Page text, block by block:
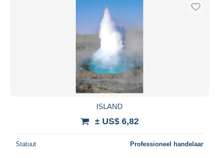
ISLAND
± US$ 6,82
Statuut Professioneel handelaar